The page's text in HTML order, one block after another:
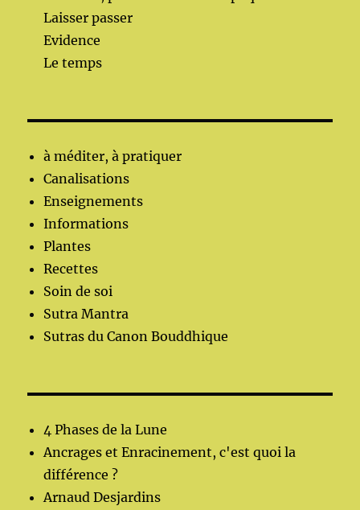
Laisser passer
Evidence
Le temps
à méditer, à pratiquer
Canalisations
Enseignements
Informations
Plantes
Recettes
Soin de soi
Sutra Mantra
Sutras du Canon Bouddhique
4 Phases de la Lune
Ancrages et Enracinement, c'est quoi la
différence ?
Arnaud Desjardins